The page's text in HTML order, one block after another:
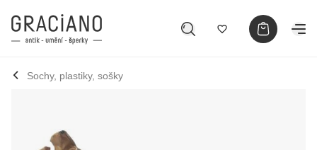
Sochy, plastiky, sošky